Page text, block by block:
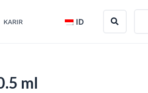
KARIR ID
ml